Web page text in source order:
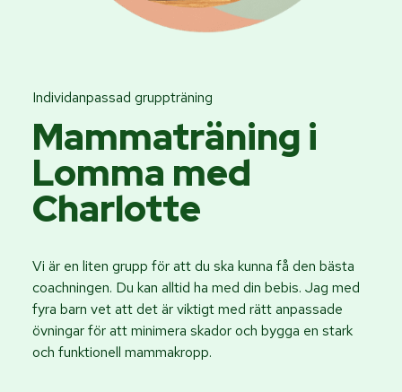
Individanpassad gruppträning
Mammaträning i
Lomma med
Charlotte
Vi är en liten grupp för att du ska kunna få den bästa
coachningen. Du kan alltid ha med din bebis. Jag med
fyra barn vet att det är viktigt med rätt anpassade
övningar för att minimera skador och bygga en stark
och funktionell mammakropp.